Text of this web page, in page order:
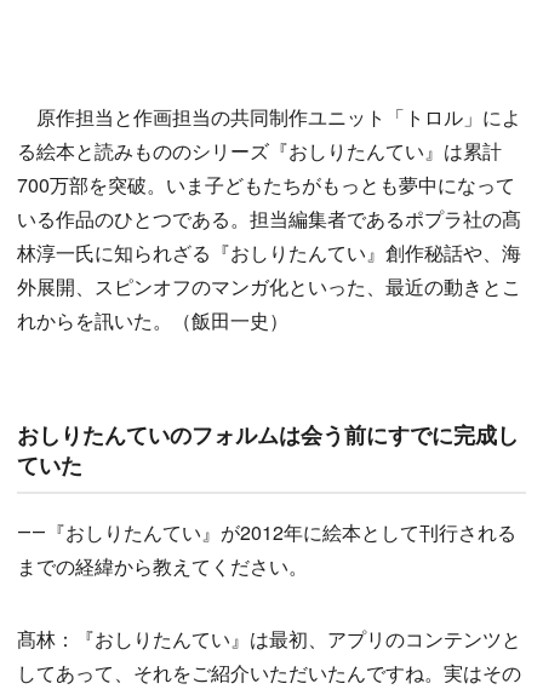
原作担当と作画担当の共同制作ユニット「トロル」によ
る絵本と読みもののシリーズ『おしりたんてい』は累計
700万部を突破。いま子どもたちがもっとも夢中になって
いる作品のひとつである。担当編集者であるポプラ社の髙
林淳一氏に知られざる『おしりたんてい』創作秘話や、海
外展開、スピンオフのマンガ化といった、最近の動きとこ
れからを訊いた。（飯田一史）
おしりたんていのフォルムは会う前にすでに完成し
ていた
――『おしりたんてい』が2012年に絵本として刊行される
までの経緯から教えてください。
髙林：『おしりたんてい』は最初、アプリのコンテンツと
してあって、それをご紹介いただいたんですね。実はその